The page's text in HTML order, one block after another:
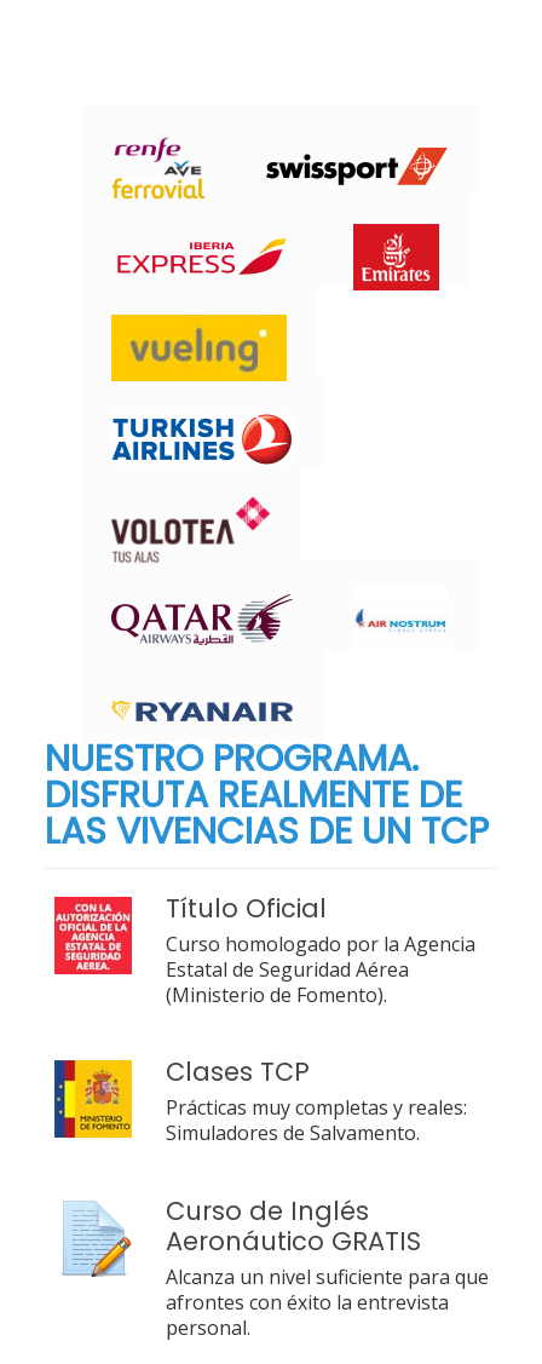
NUESTRO PROGRAMA.
DISFRUTA REALMENTE DE
LAS VIVENCIAS DE UN TCP
Título Oficial
Curso homologado por la Agencia
Estatal de Seguridad Aérea
(Ministerio de Fomento).
Clases TCP
Prácticas muy completas y reales:
Simuladores de Salvamento.
Curso de Inglés
Aeronáutico GRATIS
Alcanza un nivel suficiente para que
afrontes con éxito la entrevista
personal.